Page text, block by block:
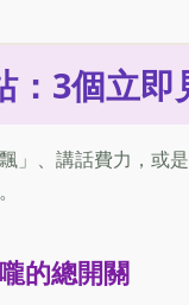
：3個立
」、講話費力，或
的總開關